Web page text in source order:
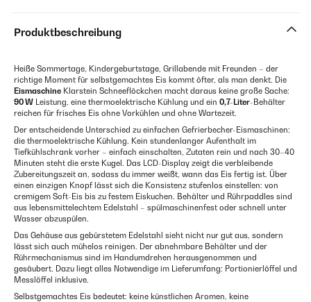
Produktbeschreibung
Heiße Sommertage, Kindergeburtstage, Grillabende mit Freunden – der
richtige Moment für selbstgemachtes Eis kommt öfter, als man denkt. Die
Eismaschine Klarstein Schneeflöckchen macht daraus keine große Sache:
90 W Leistung, eine thermoelektrische Kühlung und ein 0,7-Liter-Behälter
reichen für frisches Eis ohne Vorkühlen und ohne Wartezeit.
Der entscheidende Unterschied zu einfachen Gefrierbecher-Eismaschinen:
die thermoelektrische Kühlung. Kein stundenlanger Aufenthalt im
Tiefkühlschrank vorher – einfach einschalten, Zutaten rein und nach 30–40
Minuten steht die erste Kugel. Das LCD-Display zeigt die verbleibende
Zubereitungszeit an, sodass du immer weißt, wann das Eis fertig ist. Über
einen einzigen Knopf lässt sich die Konsistenz stufenlos einstellen: von
cremigem Soft-Eis bis zu festem Eiskuchen. Behälter und Rührpaddles sind
aus lebensmittelechtem Edelstahl – spülmaschinenfest oder schnell unter
Wasser abzuspülen.
Das Gehäuse aus gebürstetem Edelstahl sieht nicht nur gut aus, sondern
lässt sich auch mühelos reinigen. Der abnehmbare Behälter und der
Rührmechanismus sind im Handumdrehen herausgenommen und
gesäubert. Dazu liegt alles Notwendige im Lieferumfang: Portionierlöffel und
Messlöffel inklusive.
Selbstgemachtes Eis bedeutet: keine künstlichen Aromen, keine